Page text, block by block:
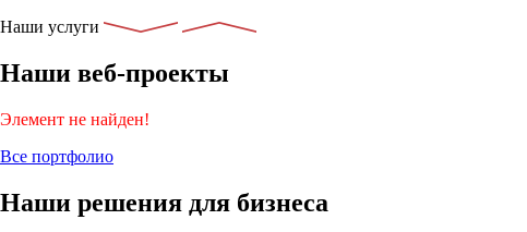
Наши услуги
Наши веб-проекты
Элемент не найден!
Все портфолио
Наши решения для бизнеса